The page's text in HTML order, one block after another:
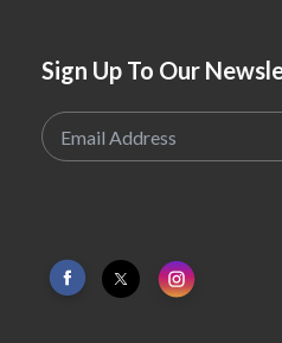
Sign Up To Our